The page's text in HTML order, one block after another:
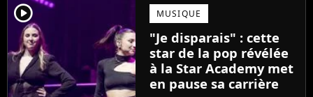
player2 MUSIQUE
"Je disparais" : cette
star de la pop révélée
à la Star Academy met
en pause sa carrière